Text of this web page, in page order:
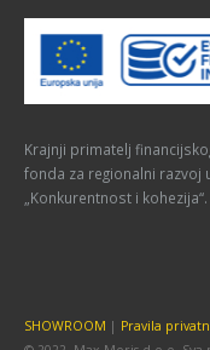
Krajnji primatelj
fonda za regionalni razvoj
„Konkurentnost i kohezija“.
SHOWROOM | Pravila